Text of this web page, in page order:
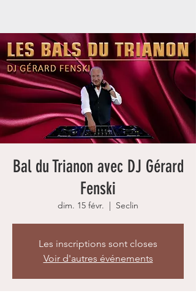
Bal du Trianon avec DJ Gérard
Fenski
dim. 15 févr.
  |
Seclin
Les inscriptions sont closes
Voir d'autres événements